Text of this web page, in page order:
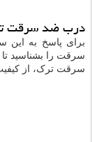
درب ضد سرقت
برای پاسخ به این
سرقت را بشناسید
سرقت ترک، از